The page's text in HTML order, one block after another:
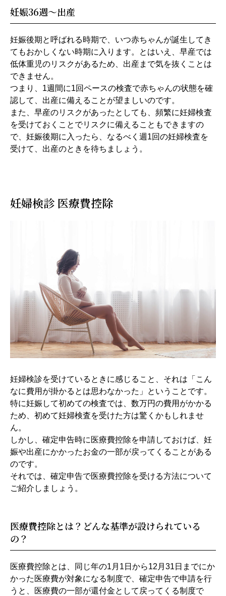
妊娠36週～出産
妊娠後期と呼ばれる時期で、いつ赤ちゃんが誕生してき
てもおかしくない時期に入ります。とはいえ、早産では
低体重児のリスクがあるため、出産まで気を抜くことは
できません。
つまり、1週間に1回ペースの検査で赤ちゃんの状態を確
認して、出産に備えることが望ましいのです。
また、早産のリスクがあったとしても、頻繁に妊婦検査
を受けておくことでリスクに備えることもできますの
で、妊娠後期に入ったら、なるべく週1回の妊婦検査を
受けて、出産のときを待ちましょう。
妊婦検診 医療費控除
妊婦検診を受けているときに感じること、それは「こん
なに費用が掛かるとは思わなかった」ということです。
特に妊娠して初めての検査では、数万円の費用がかかる
ため、初めて妊婦検査を受けた方は驚くかもしれませ
ん。
しかし、確定申告時に医療費控除を申請しておけば、妊
娠や出産にかかったお金の一部が戻ってくることがある
のです。
それでは、確定申告で医療費控除を受ける方法について
ご紹介しましょう。
医療費控除とは？どんな基準が設けられている
の？
医療費控除とは、同じ年の1月1日から12月31日までにか
かった医療費が対象になる制度で、確定申告で申請を行
うと、医療費の一部が還付金として戻ってくる制度で